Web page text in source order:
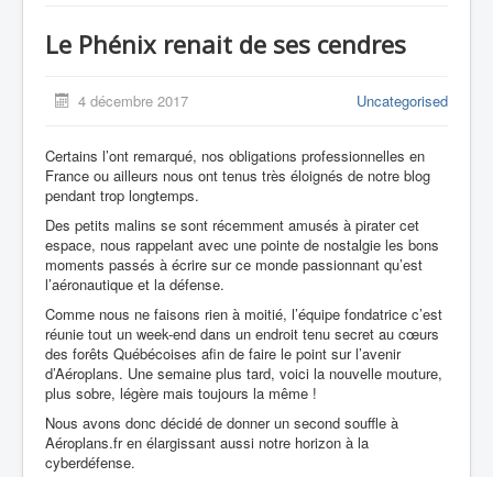
Aviation Commerciale
Aviation d'Affaire
Europespace
Drones
Le Phénix renait de ses cendres
4 décembre 2017 Uncategorised
Certains l’ont remarqué, nos obligations professionnelles en
France ou ailleurs nous ont tenus très éloignés de notre blog
pendant trop longtemps.
Des petits malins se sont récemment amusés à pirater cet
espace, nous rappelant avec une pointe de nostalgie les bons
moments passés à écrire sur ce monde passionnant qu’est
l’aéronautique et la défense.
Comme nous ne faisons rien à moitié, l’équipe fondatrice c’est
réunie tout un week-end dans un endroit tenu secret au cœurs
des forêts Québécoises afin de faire le point sur l’avenir
d’Aéroplans. Une semaine plus tard, voici la nouvelle mouture,
plus sobre, légère mais toujours la même !
Nous avons donc décidé de donner un second souffle à
Aéroplans.fr en élargissant aussi notre horizon à la
cyberdéfense.